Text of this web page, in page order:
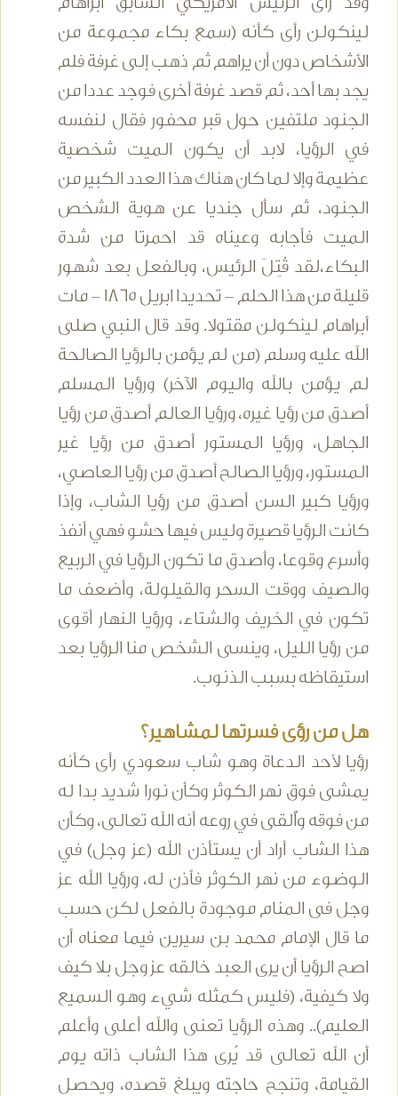
لينكولن رأى كأنه (سمع بكاء مجموعة من
الأشخاص دون أن يراهم ثم ذهب إلى غرفة فلم
يجد بها أحد، ثم قصد غرفة أخرى فوجد عددا من
الجنود ملتفين حول قبر محفور فقال لنفسه
في الرؤيا، لابد أن يكون الميت شخصية
عظيمة وإلا لما كان هناك هذا العدد الكبير من
الجنود، ثم سأل جنديا عن هوية الشخص
الميت فأجابه وعيناه قد احمرتا من شدة
البكاء،لقد قُتِلَ الرئيس، وبالفعل بعد شهور
قليلة من هذا الحلم - تحديدا ابريل 1865 - مات
أبراهام لينكولن مقتولا. وقد قال النبي صلى
الله عليه وسلم (من لم يؤمن بالرؤيا الصالحة
لم يؤمن بالله واليوم الآخر) ورؤيا المسلم
أصدق من رؤيا غيره، ورؤيا العالم أصدق من رؤيا
الجاهل، ورؤيا المستور أصدق من رؤيا غير
المستور، ورؤيا الصالح أصدق من رؤيا العاصي،
ورؤيا كبير السن أصدق من رؤيا الشاب، وإذا
كانت الرؤيا قصيرة وليس فيها حشو فهي أنفذ
وأسرع وقوعا، وأصدق ما تكون الرؤيا في الربيع
والصيف ووقت السحر والقيلولة، وأضعف ما
تكون في الخريف والشتاء، ورؤيا النهار أقوى
من رؤيا الليل، وينسى الشخص منا الرؤيا بعد
استيقاظه بسبب الذنوب.
هل من رؤى فسرتها لمشاهير؟
رؤيا لأحد الدعاة وهو شاب سعودي رأى كأنه
يمشى فوق نهر الكوثر وكأن نورا شديد بدا له
من فوقه وأُلقى في روعه أنه الله تعالى، وكأن
هذا الشاب أراد أن يستأذن الله (عز وجل) في
الوضوء من نهر الكوثر فأذن له، ورؤيا الله عز
وجل فى المنام موجودة بالفعل لكن حسب
ما قال الإمام محمد بن سيرين فيما معناه أن
اصح الرؤيا أن يرى العبد خالقه عز وجل بلا كيف
ولا كيفية، (فليس كمثله شيء وهو السميع
العليم).. وهذه الرؤيا تعنى والله أعلى وأعلم
أن الله تعالى قد يُرى هذا الشاب ذاته يوم
القيامة، وتنجح حاجته ويبلغ قصده، ويحصل